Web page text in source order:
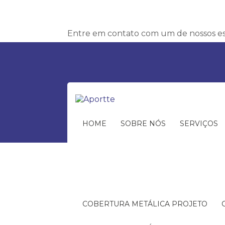
Entre em contato com um de nossos
HOME SOBRE NÓS SERVIÇOS
COBERTURA METÁLICA PROJETO